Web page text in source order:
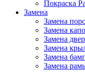
Покраска
Замена
Замена
Замена
Замена
Замена
Замена
Замена